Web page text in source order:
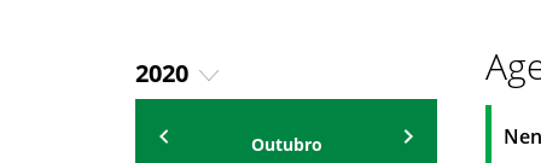
2020
2018
Outubro